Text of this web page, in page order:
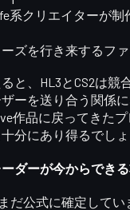
系クリエイターが制
ズを行き来するフ
と、HL3とCS2は競
ーを送り合う関係
作品に戻ってきた
分にあり得るでしょ
ダーが今からでき
だ公式に確定して